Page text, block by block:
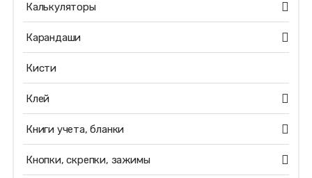
Калькуляторы
Карандаши
Кисти
Клей
Книги учета, бланки
Кнопки, скрепки, зажимы